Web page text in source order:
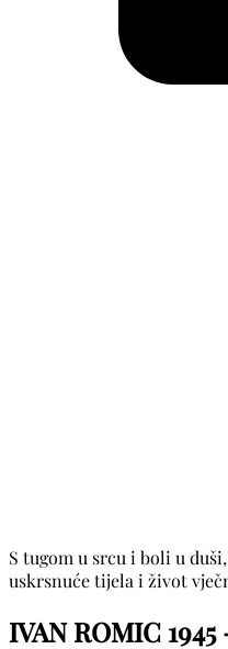
S tugom u srcu i boli u
uskrsnuće tijela i život
IVAN ROMIC